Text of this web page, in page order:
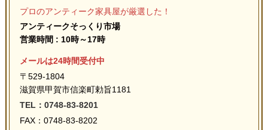
プロのアンティーク家具屋が厳選した！
アンティークそっくり市場
営業時間 : 10時～17時
メールは24時間受付中
〒529-1804
滋賀県甲賀市信楽町勅旨1181
TEL：0748-83-8201
FAX：0748-83-8202